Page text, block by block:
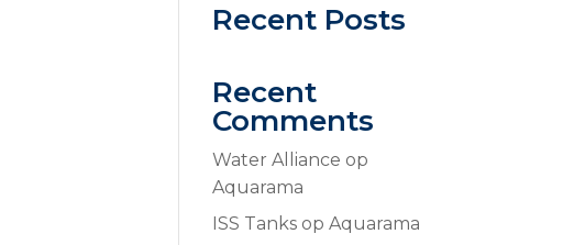
Recent Posts
Recent
Comments
Water Alliance op
Aquarama
ISS Tanks opAquarama